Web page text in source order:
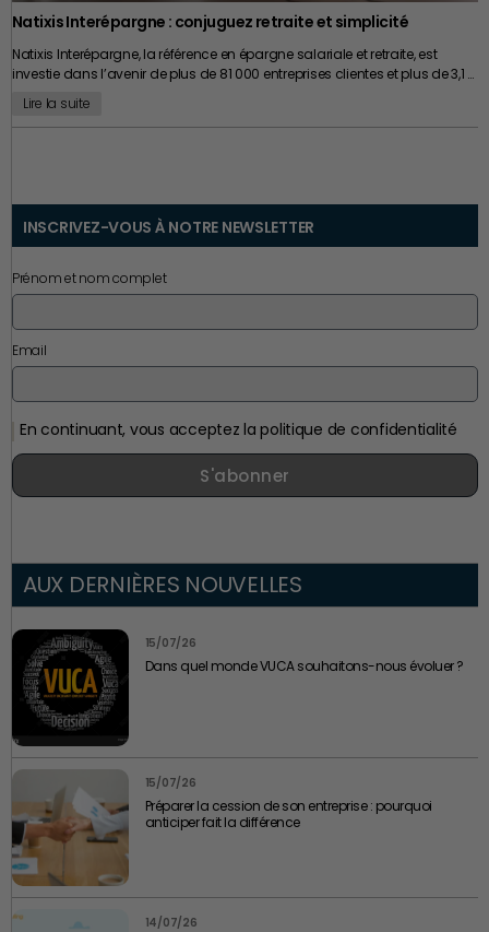
connaître des cycles de croissance, de transformation ou de
accompagner toute une vie.
Natixis Interépargne : conjuguez retraite et simplicité
Natixis Interépargne, la référence en épargne salariale et retraite, est
investie dans l’avenir de plus de 81 000 entreprises clientes et plus de 3,1 …
Lire la suite
INSCRIVEZ-VOUS À NOTRE NEWSLETTER
Prénom et nom complet
Email
En continuant, vous acceptez la politique de confidentialité
S'abonner
AUX DERNIÈRES NOUVELLES
15/07/26
Dans quel monde VUCA souhaitons-nous évoluer ?
15/07/26
Préparer la cession de son entreprise : pourquoi
anticiper fait la différence
14/07/26